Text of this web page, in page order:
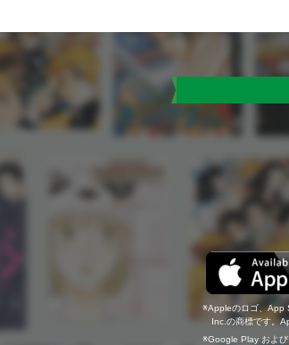
Appleのロゴ、App
Inc.の商標です。
Google Play およ